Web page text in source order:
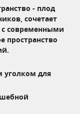
- плод
сочетает
современными
пространство
уголком для